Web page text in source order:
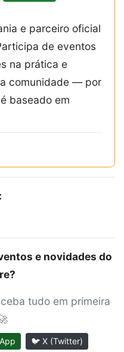
e parceiro oficial
de eventos
na prática e
comunidade — por
baseado em
e novidades do
tudo em primeira
🐦 X (Twitter)